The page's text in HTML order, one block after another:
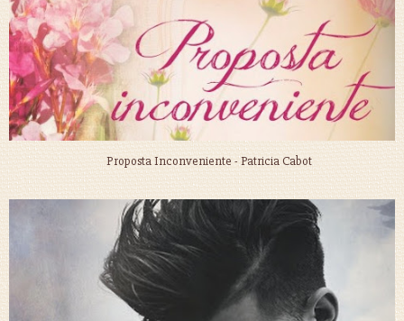
Proposta Inconveniente - Patricia Cabot